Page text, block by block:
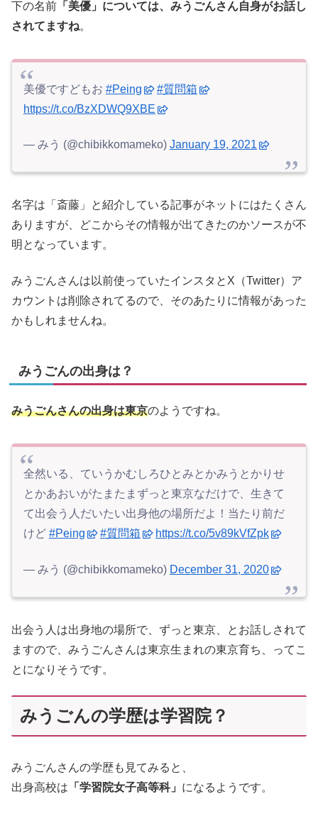
下の名前 「美優」については、みうごんさん自身がお話し
されてますね。
美優ですどもお #Peing
#質問箱
https://t.co/BzXDWQ9XBE
— みう (@chibikkomameko) January 19, 2021
名字は「斎藤」と紹介している記事がネットにはたくさん
ありますが、どこからその情報が出てきたのかソースが不
明となっています。
みうごんさんは以前使っていたインスタとX（Twitter）ア
カウントは削除されてるので、そのあたりに情報があった
かもしれませんね。
みうごんの出身は？
みうごんさんの出身は東京のようですね。
全然いる、ていうかむしろひとみとかみうとかりせ
とかあおいがたまたまずっと東京なだけで、生きて
て出会う人だいたい出身他の場所だよ！当たり前だ
けど #Peing #質問箱 https://t.co/5v89kVfZpk
— みう (@chibikkomameko) December 31, 2020
出会う人は出身地の場所で、ずっと東京、とお話しされて
ますので、みうごんさんは東京生まれの東京育ち、ってこ
とになりそうです。
みうごんの学歴は学習院？
みうごんさんの学歴も見てみると、
出身高校は 「学習院女子高等科」 になるようです。